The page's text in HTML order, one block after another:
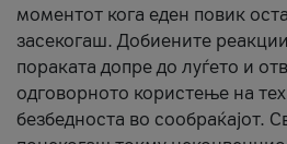
моментот кога еден повик
засекогаш. Добиените
пораката допре до луѓето и
одговорното користење на
безбедноста во сообраќајот.